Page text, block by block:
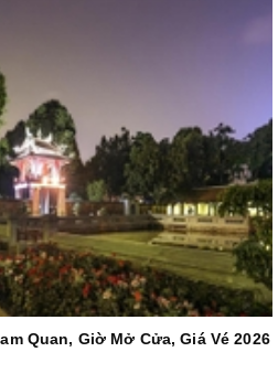
Quan, Giờ Mở Cửa, Giá Vé 2026